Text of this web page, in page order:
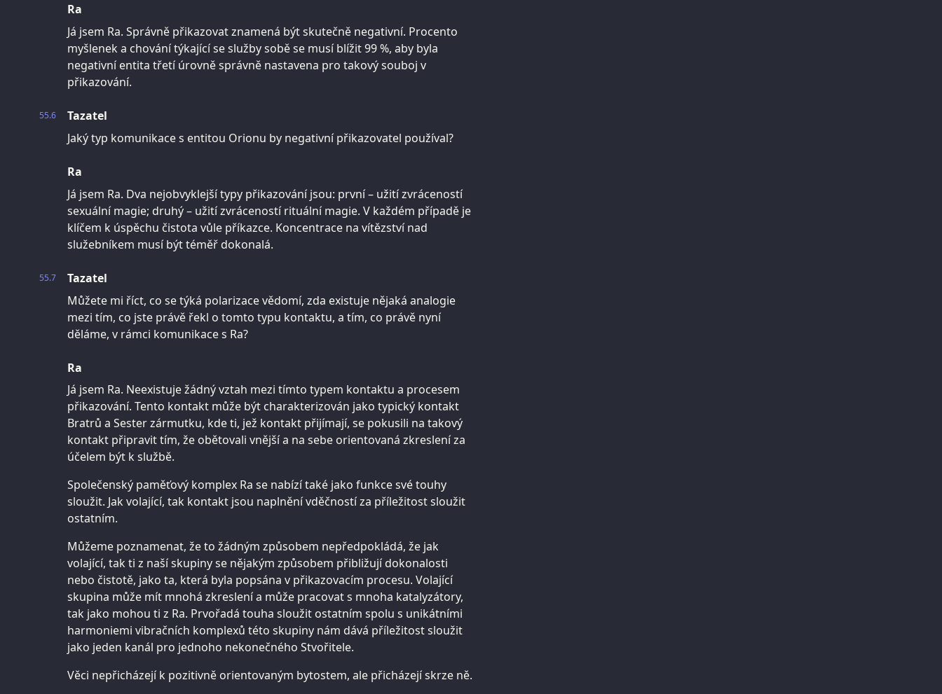
Ra
Já jsem Ra. Správně přikazovat znamená být skutečně negativní. Procento
myšlenek a chování týkající se služby sobě se musí blížit 99 %, aby byla
negativní entita třetí úrovně správně nastavena pro takový souboj v
přikazování.
55.6
Tazatel
Jaký typ komunikace s entitou Orionu by negativní přikazovatel používal?
Ra
Já jsem Ra. Dva nejobvyklejší typy přikazování jsou: první – užití zvráceností
sexuální magie; druhý – užití zvráceností rituální magie. V každém případě je
klíčem k úspěchu čistota vůle příkazce. Koncentrace na vítězství nad
služebníkem musí být téměř dokonalá.
55.7
Tazatel
Můžete mi říct, co se týká polarizace vědomí, zda existuje nějaká analogie
mezi tím, co jste právě řekl o tomto typu kontaktu, a tím, co právě nyní
děláme, v rámci komunikace s Ra?
Ra
Já jsem Ra. Neexistuje žádný vztah mezi tímto typem kontaktu a procesem
přikazování. Tento kontakt může být charakterizován jako typický kontakt
Bratrů a Sester zármutku, kde ti, jež kontakt přijímají, se pokusili na takový
kontakt připravit tím, že obětovali vnější a na sebe orientovaná zkreslení za
účelem být k službě.
Společenský paměťový komplex Ra se nabízí také jako funkce své touhy
sloužit. Jak volající, tak kontakt jsou naplnění vděčností za příležitost sloužit
ostatním.
Můžeme poznamenat, že to žádným způsobem nepředpokládá, že jak
volající, tak ti z naší skupiny se nějakým způsobem přibližují dokonalosti
nebo čistotě, jako ta, která byla popsána v přikazovacím procesu. Volající
skupina může mít mnohá zkreslení a může pracovat s mnoha katalyzátory,
tak jako mohou ti z Ra. Prvořadá touha sloužit ostatním spolu s unikátními
harmoniemi vibračních komplexů této skupiny nám dává příležitost sloužit
jako jeden kanál pro jednoho nekonečného Stvořitele.
Věci nepřicházejí k pozitivně orientovaným bytostem, ale přicházejí skrze ně.